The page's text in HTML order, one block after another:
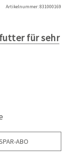
Artikelnummer:831000169
für sehr
ABO